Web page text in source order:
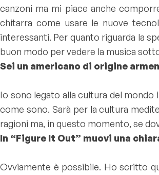
canzoni ma mi piace anche
chitarra come usare le nuove
interessanti. Per quanto riguarda la
buon modo per vedere la musica
Sei un americano di origine
Io sono legato alla cultura del mondo
come sono. Sarà per la cultura
ragioni ma, in questo momento, se
In “Figure It Out” muovi una
Ovviamente è possibile. Ho scritto